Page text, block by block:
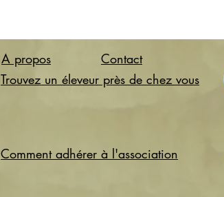
A propos
Contact
Trouvez un éleveur près de chez vous
Comment adhérer à l'association